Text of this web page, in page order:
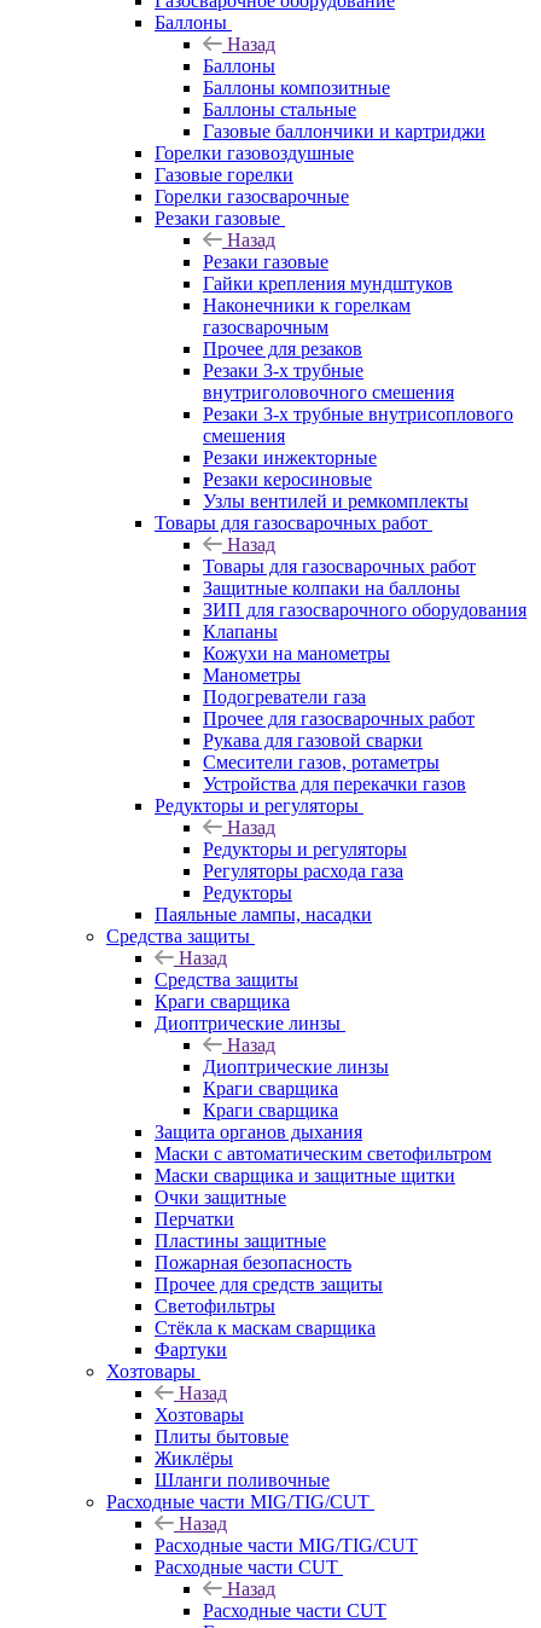
Баллоны
Назад
Баллоны
Баллоны композитные
Баллоны стальные
Газовые баллончики и картриджи
Горелки газовоздушные
Газовые горелки
Горелки газосварочные
Резаки газовые
Назад
Резаки газовые
Гайки крепления мундштуков
Наконечники к горелкам
газосварочным
Прочее для резаков
Резаки 3-х трубные
внутриголовочного смешения
Резаки 3-х трубные внутрисоплового
смешения
Резаки инжекторные
Резаки керосиновые
Узлы вентилей и ремкомплекты
Товары для газосварочных работ
Назад
Товары для газосварочных работ
Защитные колпаки на баллоны
ЗИП для газосварочного оборудования
Клапаны
Кожухи на манометры
Манометры
Подогреватели газа
Прочее для газосварочных работ
Рукава для газовой сварки
Смесители газов, ротаметры
Устройства для перекачки газов
Редукторы и регуляторы
Назад
Редукторы и регуляторы
Регуляторы расхода газа
Редукторы
Паяльные лампы, насадки
Средства защиты
Назад
Средства защиты
Краги сварщика
Диоптрические линзы
Назад
Диоптрические линзы
Краги сварщика
Краги сварщика
Защита органов дыхания
Маски с автоматическим светофильтром
Маски сварщика и защитные щитки
Очки защитные
Перчатки
Пластины защитные
Пожарная безопасность
Прочее для средств защиты
Светофильтры
Стёкла к маскам сварщика
Фартуки
Хозтовары
Назад
Хозтовары
Плиты бытовые
Жиклёры
Шланги поливочные
Расходные части MIG/TIG/CUT
Назад
Расходные части MIG/TIG/CUT
Расходные части CUT
Назад
Расходные части CUT